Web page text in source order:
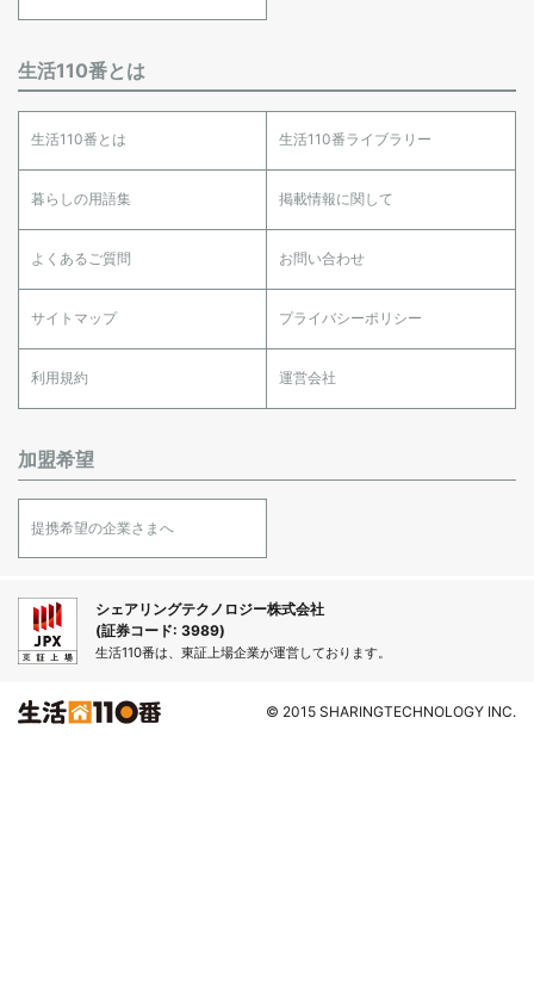
生活110番とは
生活110番とは 生活110番ライブラリー
暮らしの用語集 掲載情報に関して
よくあるご質問 お問い合わせ
サイトマップ プライバシーポリシー
利用規約 運営会社
加盟希望
提携希望の企業さまへ
シェアリングテクノロジー株式会社
(証券コード: 3989)
生活110番は、東証上場企業が運営しております。
© 2015 SHARINGTECHNOLOGY INC.